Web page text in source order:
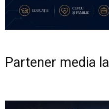
Partener media la